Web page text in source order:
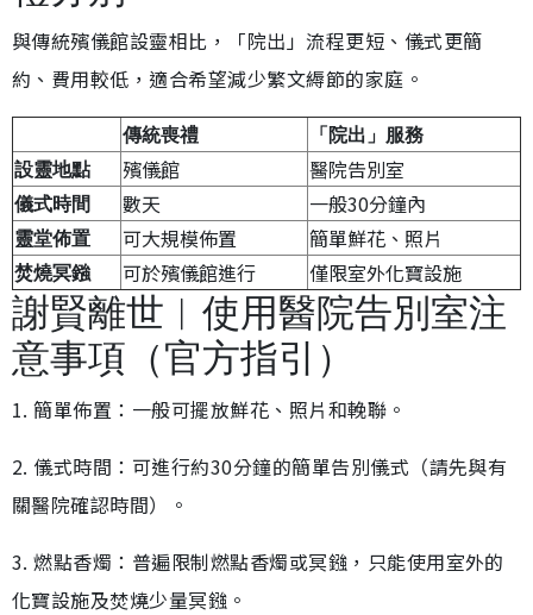
與傳統殯儀館設靈相比，「院出」流程更短、儀式更簡
約、費用較低，適合希望減少繁文縟節的家庭。
傳統喪禮
「院出」服務
設靈地點
殯儀館 醫院告別室
儀式時間 數天 一般30分鐘內
靈堂佈置 可大規模佈置 簡單鮮花、照片
焚燒冥鏹 可於殯儀館進行 僅限室外化寶設施
謝賢離世︱使用醫院告別室注
意事項（官方指引）
1. 簡單佈置：一般可擺放鮮花、照片和輓聯。
2. 儀式時間：可進行約30分鐘的簡單告別儀式（請先與有
關醫院確認時間）。
3. 燃點香燭：普遍限制燃點香燭或冥鏹，只能使用室外的
化寶設施及焚燒少量冥鏹。